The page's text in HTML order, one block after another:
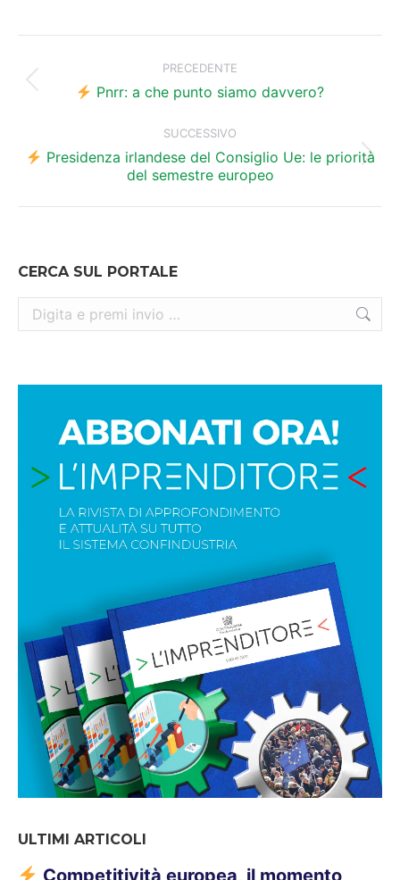
tra
PRECEDENTE
Post
Pnrr: a che punto siamo davvero?
SUCCESSIVO
Prossimo
post:
Presidenza irlandese del Consiglio Ue: le priorità
del semestre europeo
CERCA SUL PORTALE
Cerca:
ULTIMI ARTICOLI
Competitività europea, il momento